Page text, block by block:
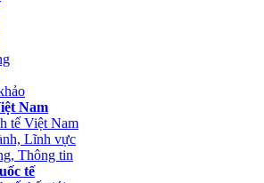
Nam
tế Việt Nam
Lĩnh vực
Thông tin
tế